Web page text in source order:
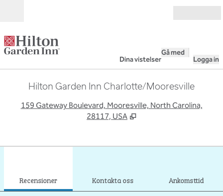
Dina vistelser
Gå med
Logga in
Hilton Garden Inn Charlotte/Mooresville
159 Gateway Boulevard, Mooresville, North Carolina,
28117, USA
Recensioner Kontakta oss Ankomsttid